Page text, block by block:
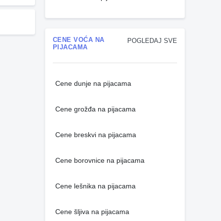
POGLEDAJ SVE
CENE VOĆA NA
PIJACAMA
Cene dunje na pijacama
Cene grožđa na pijacama
Cene breskvi na pijacama
Cene borovnice na pijacama
Cene lešnika na pijacama
Cene šljiva na pijacama